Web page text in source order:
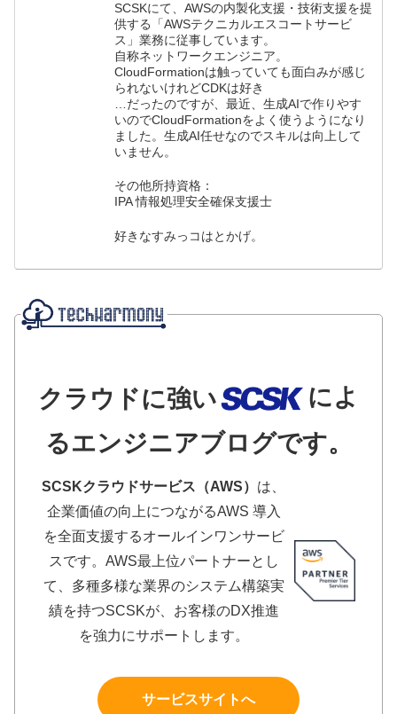
SCSKにて、AWSの内製化支援・技術支援を提
供する「AWSテクニカルエスコートサービ
ス」業務に従事しています。
自称ネットワークエンジニア。
CloudFormationは触っていても面白みが感じ
られないけれどCDKは好き
…だったのですが、最近、生成AIで作りやす
いのでCloudFormationをよく使うようになり
ました。生成AI任せなのでスキルは向上して
いません。
その他所持資格：
IPA 情報処理安全確保支援士
好きなすみっコはとかげ。
クラウドに強い
によ
るエンジニアブログです。
SCSKクラウドサービス（AWS） は、
企業価値の向上につながるAWS 導入
を全面支援するオールインワンサービ
スです。AWS最上位パートナーとし
て、多種多様な業界のシステム構築実
績を持つSCSKが、お客様のDX推進
を強力にサポートします。
サービスサイトへ